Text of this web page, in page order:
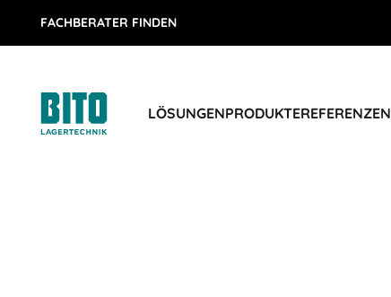
FACHBERATER FINDEN
LÖSUNGENPRODUKTEREFERENZEN